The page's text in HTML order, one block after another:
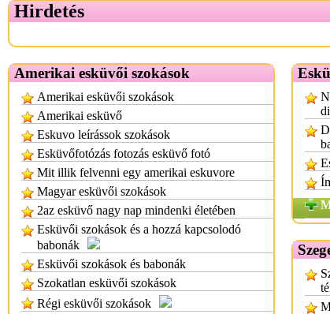
Hirdetés
Amerikai esküvői szokások
Amerikai esküvői szokások
Amerikai esküvő
Eskuvo leírássok szokások
Esküvőfotózás fotozás esküvő fotó
Mit illik felvenni egy amerikai eskuvore
Magyar esküvői szokások
2az esküvő nagy nap mindenki életében
Esküvői szokások és a hozzá kapcsolodó
babonák
Esküvői szokások és babonák
Szokatlan esküvői szokások
Régi esküvői szokások